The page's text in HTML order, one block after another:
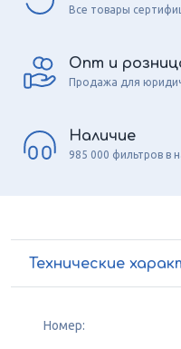
Все товары
Опт и
Продажа для
Наличие
985 000 фильтров в
Технические
Номер: